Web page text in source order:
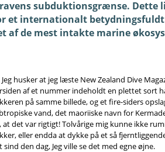
subduktionsgrænse. Dette
et internationalt
af de mest intakte marine
af ​​et nummer indeholdt en plettet sort
på samme billede, og et fire-siders
vand, det maoriiske navn for
at det var rigtigt! Tolvårige mig kunne ikke
eller endda at dykke på et så
sind den dag, Jeg ville se det med egne øjne.